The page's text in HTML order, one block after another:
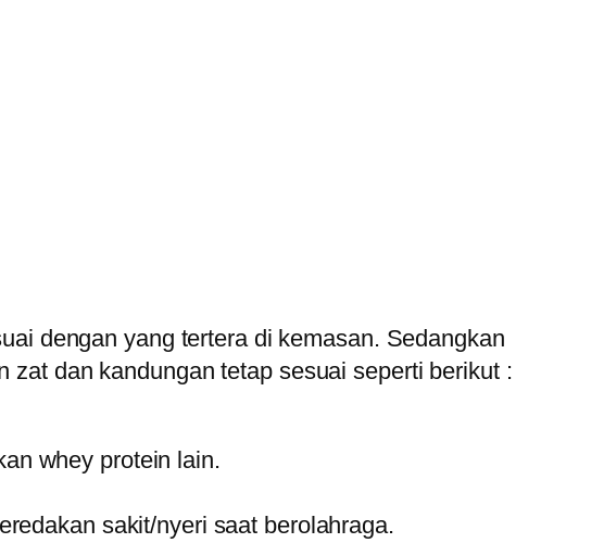
dengan yang tertera di kemasan. Sedangkan
dan kandungan tetap sesuai seperti berikut :
whey protein lain.
sakit/nyeri saat berolahraga.